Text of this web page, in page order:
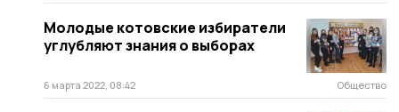
Молодые котовские избиратели
углубляют знания о выборах
6 марта 2022, 08:42 Общество